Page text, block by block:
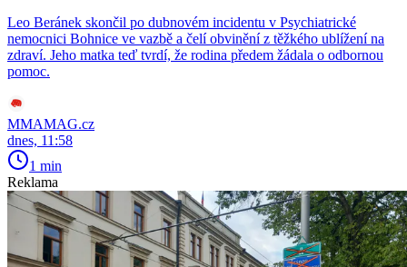
Leo Beránek skončil po dubnovém incidentu v Psychiatrické
nemocnici Bohnice ve vazbě a čelí obvinění z těžkého ublížení na
zdraví. Jeho matka teď tvrdí, že rodina předem žádala o odbornou
pomoc.
MMAMAG.cz
dnes, 11:58
1 min
Reklama